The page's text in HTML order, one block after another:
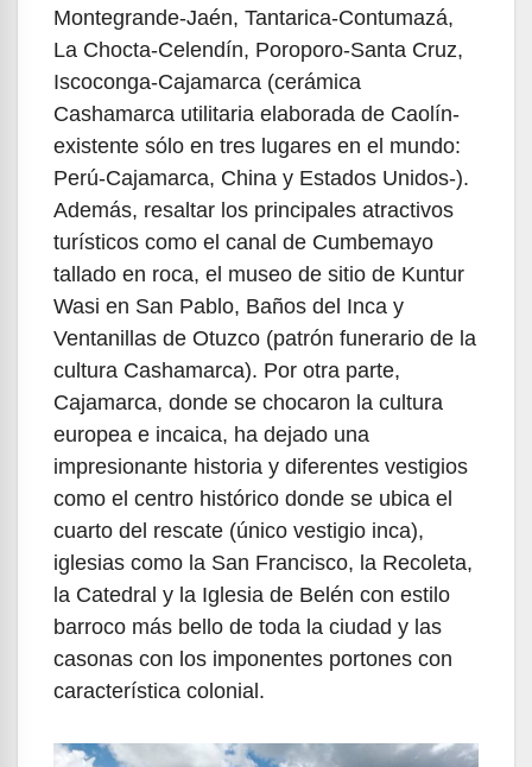
Montegrande-Jaén, Tantarica-Contumazá,
La Chocta-Celendín, Poroporo-Santa Cruz,
Iscoconga-Cajamarca (cerámica
Cashamarca utilitaria elaborada de Caolín-
existente sólo en tres lugares en el mundo:
Perú-Cajamarca, China y Estados Unidos-).
Además, resaltar los principales atractivos
turísticos como el canal de Cumbemayo
tallado en roca, el museo de sitio de Kuntur
Wasi en San Pablo, Baños del Inca y
Ventanillas de Otuzco (patrón funerario de la
cultura Cashamarca). Por otra parte,
Cajamarca, donde se chocaron la cultura
europea e incaica, ha dejado una
impresionante historia y diferentes vestigios
como el centro histórico donde se ubica el
cuarto del rescate (único vestigio inca),
iglesias como la San Francisco, la Recoleta,
la Catedral y la Iglesia de Belén con estilo
barroco más bello de toda la ciudad y las
casonas con los imponentes portones con
característica colonial.